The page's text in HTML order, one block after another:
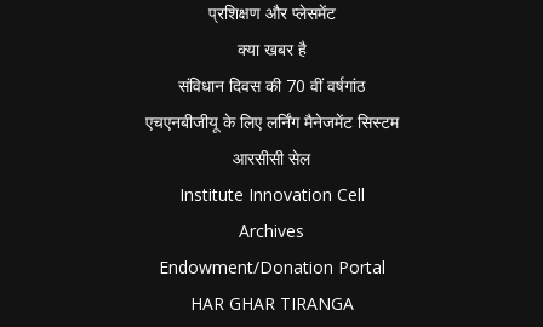
प्रशिक्षण और प्लेसमेंट
क्या खबर है
संविधान दिवस की 70 वीं वर्षगांठ
एचएनबीजीयू के लिए लर्निंग मैनेजमेंट सिस्टम
आरसीसी सेल
Institute Innovation Cell
Archives
Endowment/Donation Portal
HAR GHAR TIRANGA